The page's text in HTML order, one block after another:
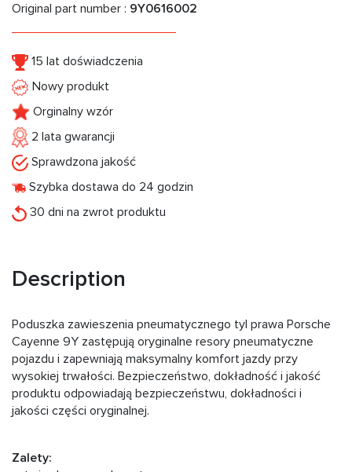
Original part number : 9Y0616002
15 lat doświadczenia
Nowy produkt
Orginalny wzór
2 lata gwarancji
Sprawdzona jakość
Szybka dostawa do 24 godzin
30 dni na zwrot produktu
Description
Poduszka zawieszenia pneumatycznego tyl prawa Porsche
Cayenne 9Y zastępują oryginalne resory pneumatyczne
pojazdu i zapewniają maksymalny komfort jazdy przy
wysokiej trwałości. Bezpieczeństwo, dokładność i jakość
produktu odpowiadają bezpieczeństwu, dokładności i
jakości części oryginalnej.
Zalety: